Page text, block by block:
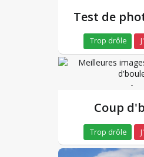
Test de
Trop drôle
-
Coup
Trop drôle